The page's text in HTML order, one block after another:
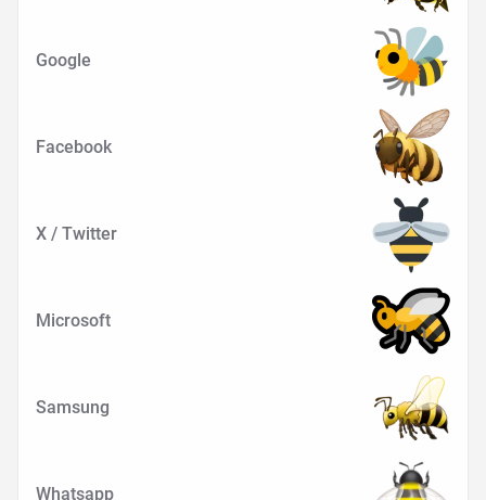
Google
Facebook
X / Twitter
Microsoft
Samsung
Whatsapp